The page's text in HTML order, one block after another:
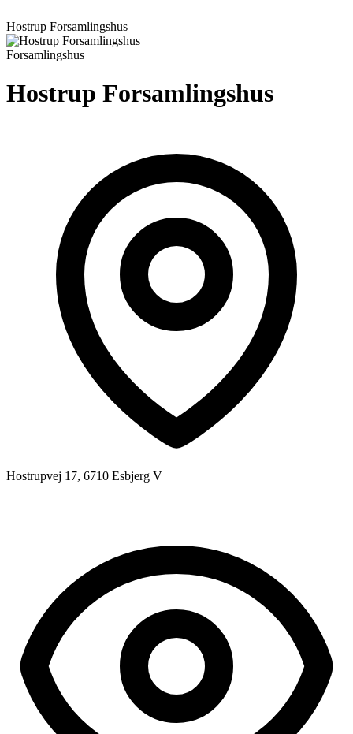
Hostrup Forsamlingshus
Forsamlingshus
Hostrup Forsamlingshus
Hostrupvej 17, 6710 Esbjerg V